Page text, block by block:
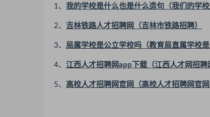
1、 我的学校是什么也是什么造句（我们的学
2、 吉林铁路人才招聘网（吉林市铁路招聘）
3、 局属学校是公立学校吗（教育局直属学校是
4、 江西人才招聘网app下载（江西人才网招聘
5、 高校人才招聘网官网（高校人才招聘网官网